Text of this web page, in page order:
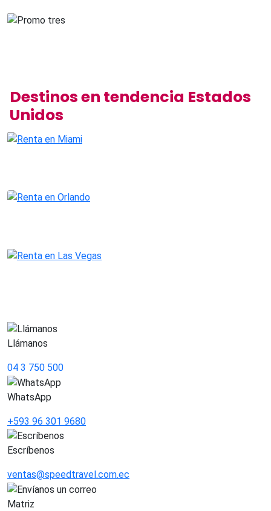
Destinos en tendencia Estados
Unidos
Llámanos
04 3 750 500
WhatsApp
+593 96 301 9680
Escríbenos
ventas@speedtravel.com.ec
Matriz